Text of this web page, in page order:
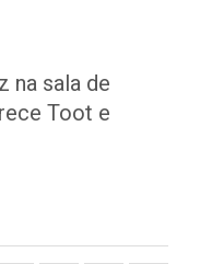
na sala de
Toot e